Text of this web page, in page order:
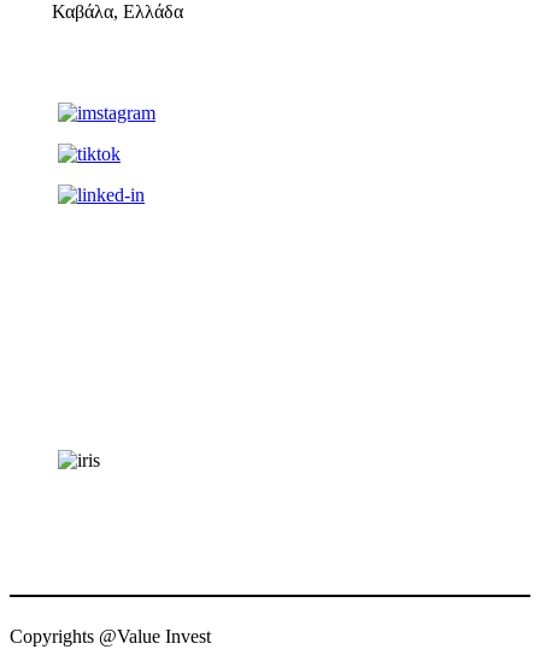
Καβάλα, Ελλάδα
Copyrights @Value Invest